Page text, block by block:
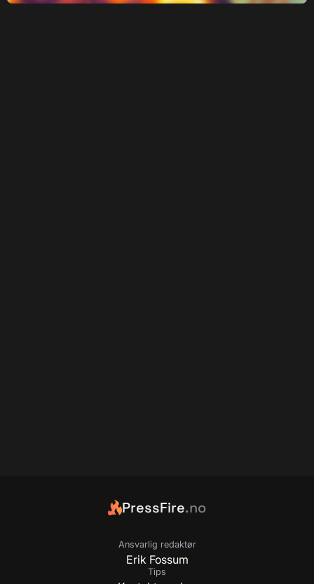
PressFire.no
Ansvarlig redaktør
Erik Fossum
Tips